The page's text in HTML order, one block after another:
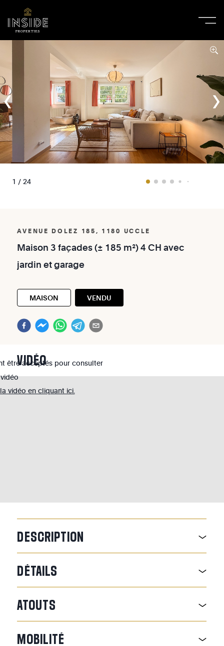
1 / 24
AVENUE DOLEZ 185, 1180 UCCLE
Maison3façades(± 185 m²)4CHavec
jardinetgarage
MAISON VENDU
VIDÉO
être acceptés pour consulter
vidéo en cliquant ici.
DESCRIPTION
DÉTAILS
ATOUTS
MOBILITÉ